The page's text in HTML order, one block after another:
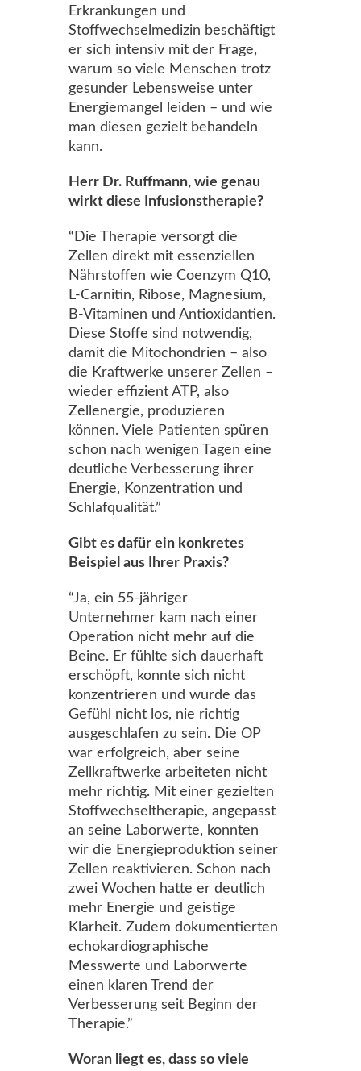
Erkrankungen und
Stoffwechselmedizin beschäftigt
er sich intensiv mit der Frage,
warum so viele Menschen trotz
gesunder Lebensweise unter
Energiemangel leiden – und wie
man diesen gezielt behandeln
kann.
Herr Dr. Ruffmann, wie genau
wirkt diese Infusionstherapie?
“Die Therapie versorgt die
Zellen direkt mit essenziellen
Nährstoffen wie Coenzym Q10,
L-Carnitin, Ribose, Magnesium,
B-Vitaminen und Antioxidantien.
Diese Stoffe sind notwendig,
damit die Mitochondrien – also
die Kraftwerke unserer Zellen –
wieder effizient ATP, also
Zellenergie, produzieren
können. Viele Patienten spüren
schon nach wenigen Tagen eine
deutliche Verbesserung ihrer
Energie, Konzentration und
Schlafqualität.”
Gibt es dafür ein konkretes
Beispiel aus Ihrer Praxis?
“Ja, ein 55-jähriger
Unternehmer kam nach einer
Operation nicht mehr auf die
Beine. Er fühlte sich dauerhaft
erschöpft, konnte sich nicht
konzentrieren und wurde das
Gefühl nicht los, nie richtig
ausgeschlafen zu sein. Die OP
war erfolgreich, aber seine
Zellkraftwerke arbeiteten nicht
mehr richtig. Mit einer gezielten
Stoffwechseltherapie, angepasst
an seine Laborwerte, konnten
wir die Energieproduktion seiner
Zellen reaktivieren. Schon nach
zwei Wochen hatte er deutlich
mehr Energie und geistige
Klarheit. Zudem dokumentierten
echokardiographische
Messwerte und Laborwerte
einen klaren Trend der
Verbesserung seit Beginn der
Therapie.”
Woran liegt es, dass so viele